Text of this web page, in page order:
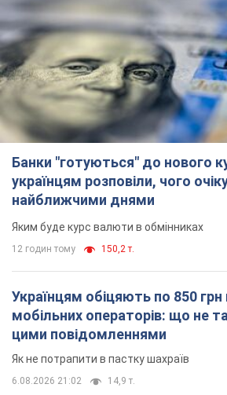
Банки "готуються" до нового
українцям розповіли, чого
найближчими днями
Яким буде курс валюти в обмінниках
12 годин тому 150,2 т.
Українцям обіцяють по 850 грн
мобільних операторів: що не
цими повідомленнями
Як не потрапити в пастку шахраїв
6.08.2026 21:02 14,9 т.